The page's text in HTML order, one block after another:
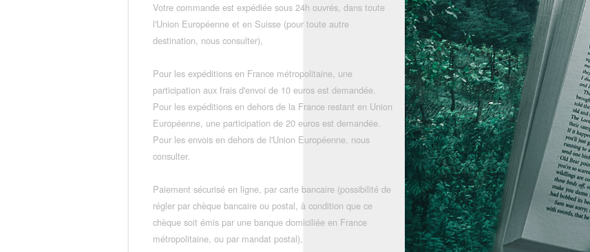
Votre commande est expédiée sous 24h ouvrés, dans toute
l'Union Européenne et en Suisse (pour toute autre
destination, nous consulter),
Pour les expéditions en France métropolitaine, une
participation aux frais d'envoi de 10 euros est demandée.
Pour les expéditions en dehors de la France restant en Union
Européenne, une participation de 20 euros est demandée.
Pour les envois en dehors de l'Union Européenne, nous
consulter.
Paiement sécurisé en ligne, par carte bancaire (possibilité de
régler par chèque bancaire ou postal, à condition que ce
chèque soit émis par une banque domiciliée en France
métropolitaine, ou par mandat postal),